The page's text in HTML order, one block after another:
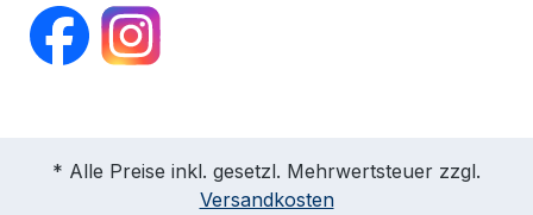
* Alle Preise inkl. gesetzl. Mehrwertsteuer zzgl.
Versandkosten